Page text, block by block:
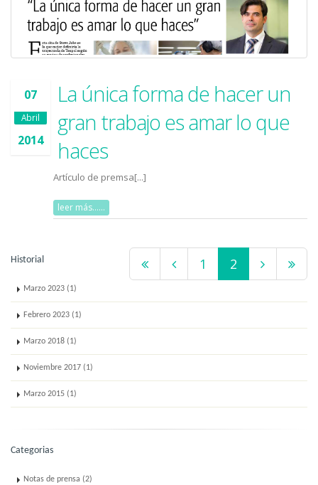
07
Abril
2014
La única forma de hacer un
gran trabajo es amar lo que
haces
Artículo de premsa[...]
leer más......
1 2
Historial
Marzo 2023 (1)
Febrero 2023 (1)
Marzo 2018 (1)
Noviembre 2017 (1)
Marzo 2015 (1)
Categorias
Notas de prensa (2)